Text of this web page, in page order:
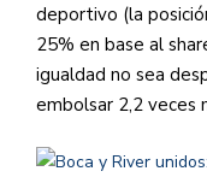
deportivo (la
25% en base al
igualdad no sea
embolsar 2,2 veces